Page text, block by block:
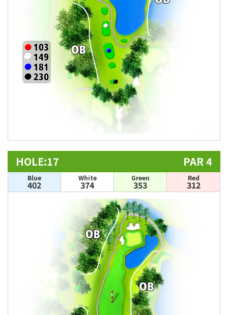
HOLE:17 PAR 4
Blue
402
White
374
Green
353
Red
312